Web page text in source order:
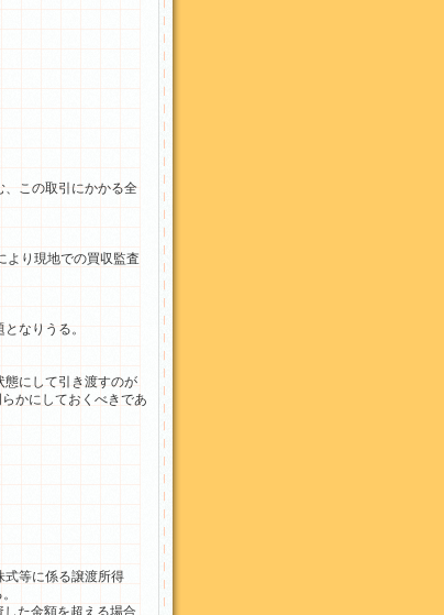
この取引にかかる全
より現地での買収監査
なりうる。
にして引き渡すのが
かにしておくべきであ
等に係る譲渡所得
た金額を超える場合